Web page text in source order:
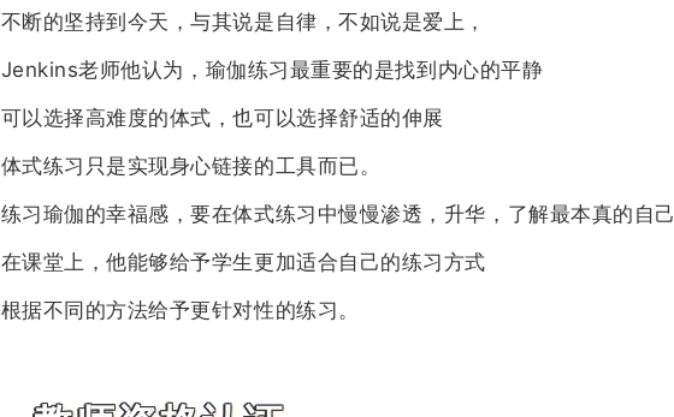
不断的坚持到今天，与其说是自律，不如说是爱上，
Jenkins老师他认为，瑜伽练习最重要的是找到内心的平静
可以选择高难度的体式，也可以选择舒适的伸展
体式练习只是实现身心链接的工具而已。
练习瑜伽的幸福感，要在体式练习中慢慢渗透，升华，了解最本真的自己
在课堂上，他能够给予学生更加适合自己的练习方式
根据不同的方法给予更针对性的练习。